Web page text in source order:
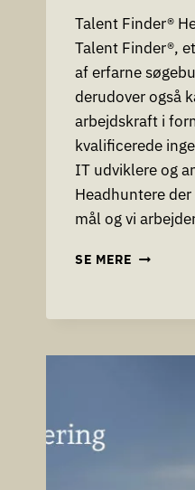
Talent Finder®
Talent Finder®,
af erfarne
derudover også
arbejdskraft i
kvalificerede
IT udviklere og
Headhuntere
mål og vi
SE MERE